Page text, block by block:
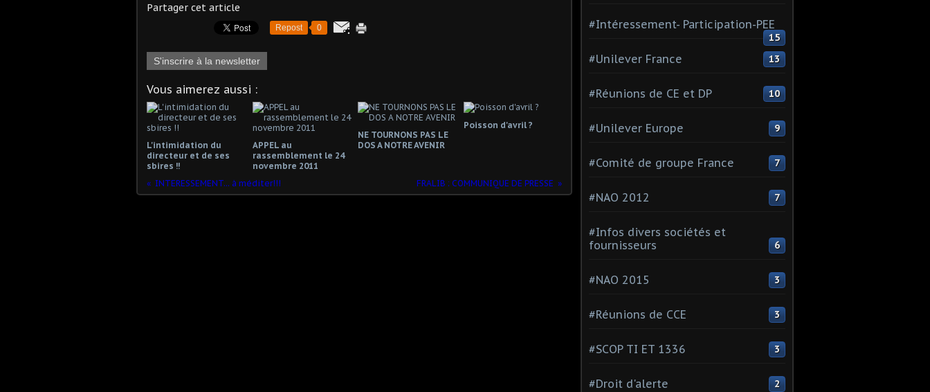
Partager cet article
Repost 0
S'inscrire à la newsletter
Vous aimerez aussi :
L'intimidation du
directeur et de ses
sbires !!
APPEL au
rassemblement le 24
novembre 2011
NE TOURNONS PAS LE
DOS A NOTRE AVENIR
Poisson d'avril ?
INTERESSEMENT... à méditer!!! FRALIB : COMMUNIQUE DE PRESSE
#Intéressement- Participation-PEE
15
#Unilever France 13
#Réunions de CE et DP 10
#Unilever Europe 9
#Comité de groupe France 7
#NAO 2012 7
#Infos divers sociétés et
fournisseurs
6
#NAO 2015 3
#Réunions de CCE 3
#SCOP TI ET 1336 3
#Droit d'alerte 2